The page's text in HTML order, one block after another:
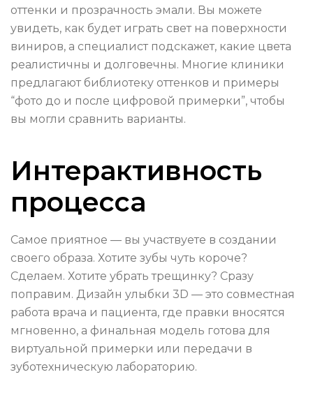
оттенки и прозрачность эмали. Вы можете
увидеть, как будет играть свет на поверхности
виниров, а специалист подскажет, какие цвета
реалистичны и долговечны. Многие клиники
предлагают библиотеку оттенков и примеры
“фото до и после цифровой примерки”, чтобы
вы могли сравнить варианты.
Интерактивность
процесса
Самое приятное — вы участвуете в создании
своего образа. Хотите зубы чуть короче?
Сделаем. Хотите убрать трещинку? Сразу
поправим. Дизайн улыбки 3D — это совместная
работа врача и пациента, где правки вносятся
мгновенно, а финальная модель готова для
виртуальной примерки или передачи в
зуботехническую лабораторию.